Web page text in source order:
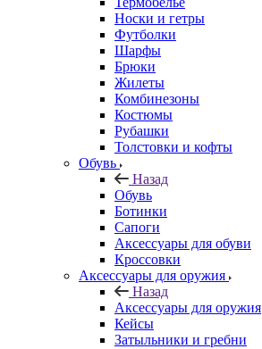
Носки и гетры
Футболки
Шарфы
Брюки
Жилеты
Комбинезоны
Костюмы
Рубашки
Толстовки и кофты
Обувь
Назад
Обувь
Ботинки
Сапоги
Аксессуары для обуви
Кроссовки
Аксессуары для оружия
Назад
Аксессуары для оружия
Кейсы
Затыльники и гребни